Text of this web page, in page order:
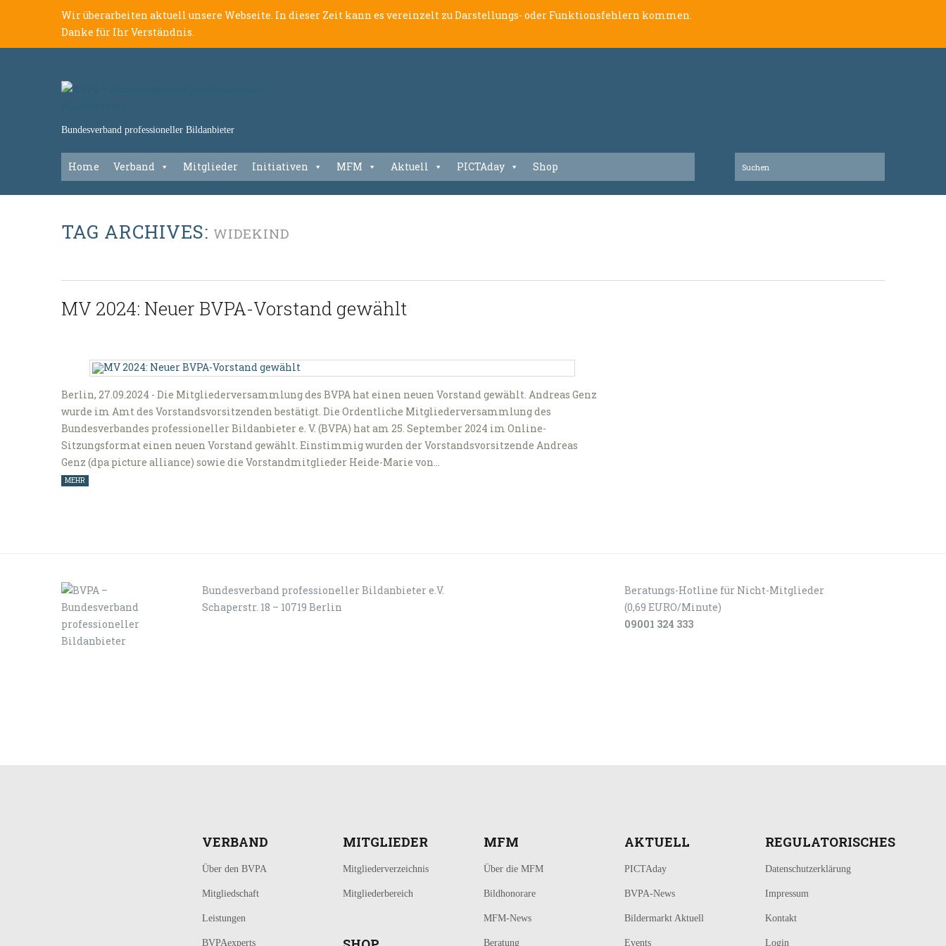
Wir überarbeiten aktuell unsere Webseite. In dieser Zeit kann es vereinzelt zu Darstellungs- oder Funktionsfehlern kommen.
Danke für Ihr Verständnis.
Bundesverband professioneller Bildanbieter
Home Verband Mitglieder Initiativen MFM Aktuell PICTAday Shop
TAG ARCHIVES: WIDEKIND
MV 2024: Neuer BVPA-Vorstand gewählt
Berlin, 27.09.2024 - Die Mitgliederversammlung des BVPA hat einen neuen Vorstand gewählt. Andreas Genz
wurde im Amt des Vorstandsvorsitzenden bestätigt. Die Ordentliche Mitgliederversammlung des
Bundesverbandes professioneller Bildanbieter e. V. (BVPA) hat am 25. September 2024 im Online-
Sitzungsformat einen neuen Vorstand gewählt. Einstimmig wurden der Vorstandsvorsitzende Andreas
Genz (dpa picture alliance) sowie die Vorstandmitglieder Heide-Marie von…
MEHR
Bundesverband professioneller Bildanbieter e.V.
Schaperstr. 18 – 10719 Berlin
Beratungs-Hotline für Nicht-Mitglieder
(0,69 EURO/Minute)
09001 324 333
VERBAND
Über den BVPA
Mitgliedschaft
Leistungen
BVPAexperts
MITGLIEDER
Mitgliederverzeichnis
Mitgliederbereich
MFM
Über die MFM
Bildhonorare
MFM-News
Beratung
AKTUELL
PICTAday
BVPA-News
Bildermarkt Aktuell
Events
REGULATORISCHES
Datenschutzerklärung
Impressum
Kontakt
Login